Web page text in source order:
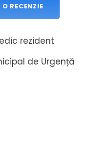
RECENZIE
rezident
de Urgență